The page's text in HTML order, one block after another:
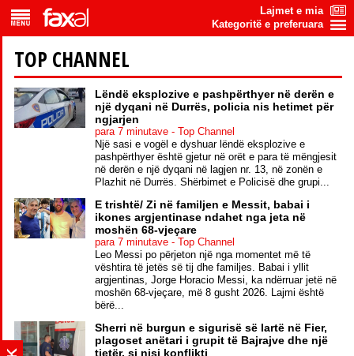
Lajmet e mia
Kategoritë e preferuara
TOP CHANNEL
Lëndë eksplozive e pashpërthyer në derën e
një dyqani në Durrës, policia nis hetimet për
ngjarjen
para 7 minutave - Top Channel
Një sasi e vogël e dyshuar lëndë eksplozive e
pashpërthyer është gjetur në orët e para të mëngjesit
në derën e një dyqani në lagjen nr. 13, në zonën e
Plazhit në Durrës. Shërbimet e Policisë dhe grupi...
E trishtë/ Zi në familjen e Messit, babai i
ikones argjentinase ndahet nga jeta në
moshën 68-vjeçare
para 7 minutave - Top Channel
Leo Messi po përjeton një nga momentet më të
vështira të jetës së tij dhe familjes. Babai i yllit
argjentinas, Jorge Horacio Messi, ka ndërruar jetë në
moshën 68-vjeçare, më 8 gusht 2026. Lajmi është
bërë...
Sherri në burgun e sigurisë së lartë në Fier,
plagoset anëtari i grupit të Bajrajve dhe një
tjetër, si nisi konflikti